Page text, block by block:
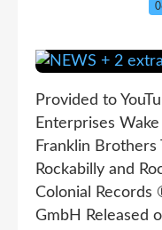
Provided to
Enterprises
Franklin Brothers
Rockabilly and
Colonial Records
GmbH Released